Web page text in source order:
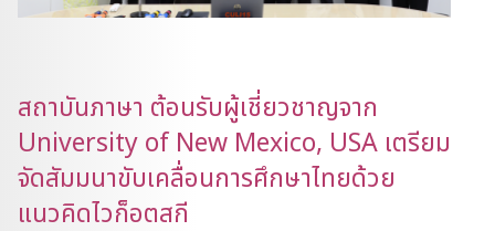
สถาบันภาษา ต้อนรับผู้เชี่ยวชาญจาก
University of New Mexico, USA เตรียม
จัดสัมมนาขับเคลื่อนการศึกษาไทยด้วย
แนวคิดไวก็อตสกี